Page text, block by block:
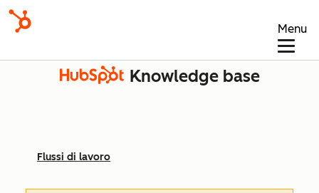
Menu
Knowledge base
Flussi di lavoro